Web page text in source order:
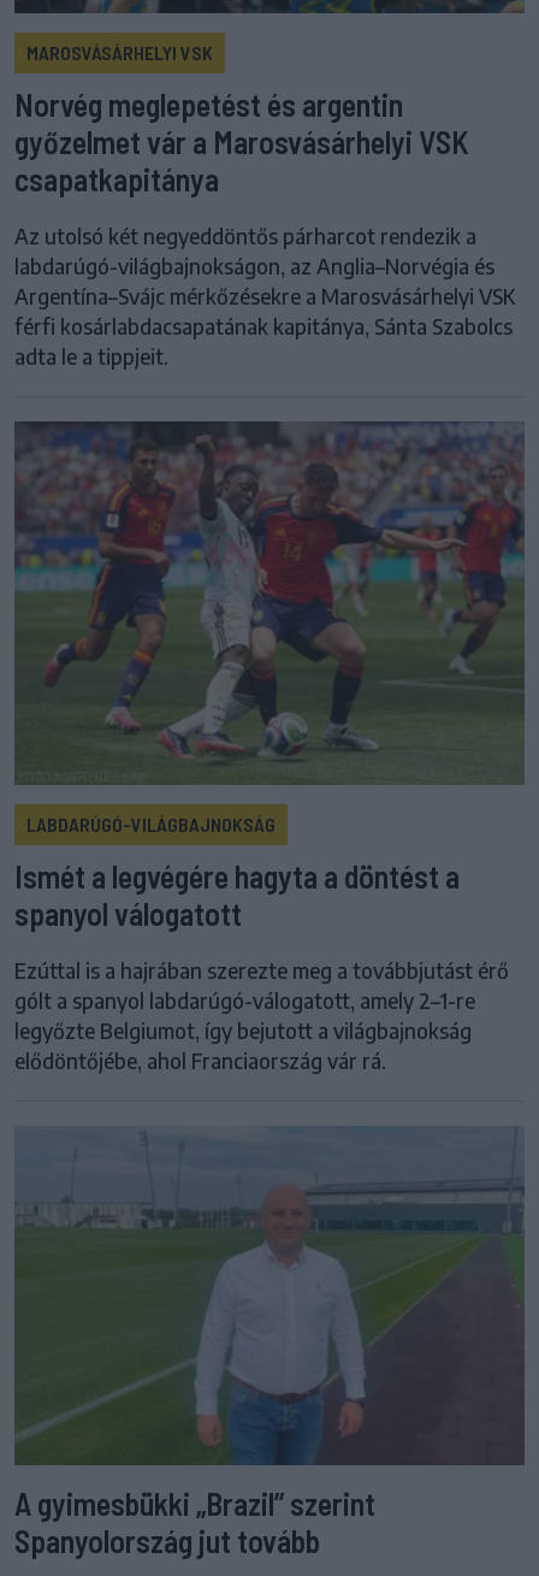
MAROSVÁSÁRHELYI VSK
Norvég meglepetést és argentin
győzelmet vár a Marosvásárhelyi VSK
csapatkapitánya
Az utolsó két negyeddöntős párharcot rendezik a
labdarúgó-világbajnokságon, az Anglia–Norvégia és
Argentína–Svájc mérkőzésekre a Marosvásárhelyi VSK
férfi kosárlabdacsapatának kapitánya, Sánta Szabolcs
adta le a tippjeit.
LABDARÚGÓ-VILÁGBAJNOKSÁG
Ismét a legvégére hagyta a döntést a
spanyol válogatott
Ezúttal is a hajrában szerezte meg a továbbjutást érő
gólt a spanyol labdarúgó-válogatott, amely 2–1-re
legyőzte Belgiumot, így bejutott a világbajnokság
elődöntőjébe, ahol Franciaország vár rá.
A gyimesbükki „Brazil” szerint
Spanyolország jut tovább